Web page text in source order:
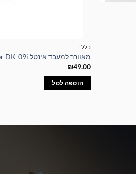
כללי
מאוורר למעבד אינטל Intel CPU Cooler DK-09i
₪49.00
הוספה לסל